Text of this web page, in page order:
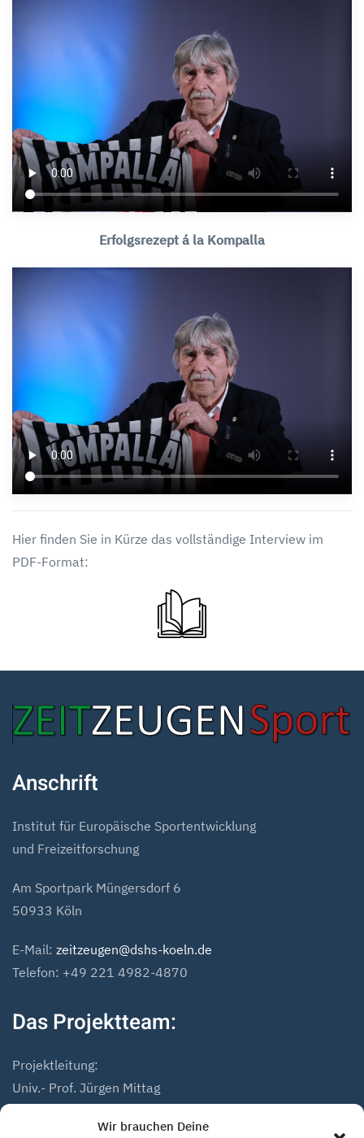
Wir brauchen Deine
Erfolgsrezept á la Kompalla
Hier finden Sie in Kürze das vollständige Interview im
PDF-Format:
Anschrift
Institut für Europäische Sportentwicklung
und Freizeitforschung
Am Sportpark Müngersdorf 6
50933 Köln
E-Mail: zeitzeugen@dshs-koeln.de
Telefon: +49 221 4982-4870
Das Projektteam:
Projektleitung:
Univ.- Prof. Jürgen Mittag